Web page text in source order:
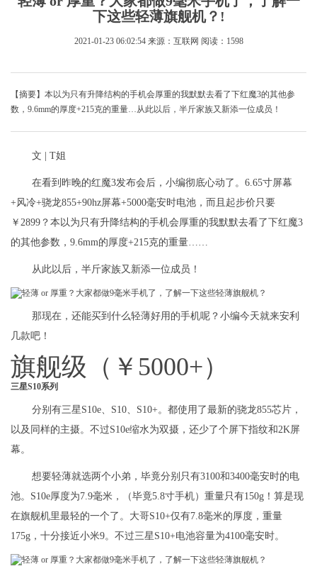
下这些轻薄旗舰机？!
2021-01-23 06:02:54 来源：互联网 阅读：1598
【摘要】本以为只有升降结构的手机会厚重的我默默去看了下红魔3的其他参
数，9.6mm的厚度+215克的重量…从此以后，半斤家族又新添一位成员！
文 | T姐
在看到昨晚的红魔3发布会后，小编彻底心动了。6.65寸屏幕
+风冷+骁龙855+90hz屏幕+5000毫安时电池，而且起步价只要
￥2899？本以为只有升降结构的手机会厚重的我默默去看了下红魔3
的其他参数，9.6mm的厚度+215克的重量……
从此以后，半斤家族又新添一位成员！
那现在，还能买到什么轻薄好用的手机呢？小编今天就来安利
几款吧！
旗舰级（￥5000+）
三星S10系列
分别有三星S10e、S10、S10+。都使用了最新的骁龙855芯片，
以及同样的主摄。不过S10e缩水为双摄，还少了个屏下指纹和2K屏
幕。
想要轻薄就选两个小弟，毕竟分别只有3100和3400毫安时的电
池。S10e厚度为7.9毫米，（毕竟5.8寸手机）重量只有150g！算是现
在旗舰机里最轻的一个了。大哥S10+仅有7.8毫米的厚度，重量
175g，十分接近小米9。不过三星S10+电池容量为4100毫安时。